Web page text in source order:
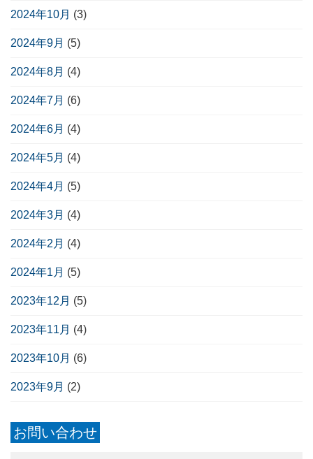
2024年10月 (3)
2024年9月 (5)
2024年8月 (4)
2024年7月 (6)
2024年6月 (4)
2024年5月 (4)
2024年4月 (5)
2024年3月 (4)
2024年2月 (4)
2024年1月 (5)
2023年12月 (5)
2023年11月 (4)
2023年10月 (6)
2023年9月 (2)
お問い合わせ